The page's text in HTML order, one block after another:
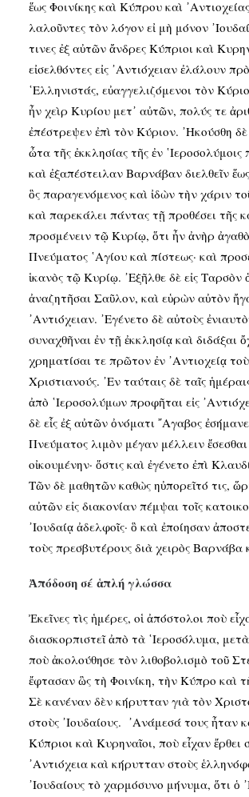
ἕως Φοινίκης καὶ Κύπρου καὶ
λαλοῦντες τὸν λόγον εἰ μὴ μόνον
τινες ἐξ αὐτῶν ἄνδρες Κύπριοι καὶ
εἰσελθόντες εἰς ᾿Αντιόχειαν ἐλάλουν
῾Ελληνιστάς, εὐαγγελιζόμενοι τὸν
ἦν χεὶρ Κυρίου μετ᾿ αὐτῶν, πολύς τε
ἐπέστρεψεν ἐπὶ τὸν Κύριον. ᾿Ηκούσθη
ὦτα τῆς ἐκκλησίας τῆς ἐν ῾Ιεροσολύμοις
καὶ ἐξαπέστειλαν Βαρνάβαν διελθεῖν ἕως
ὃς παραγενόμενος καὶ ἰδὼν τὴν χάριν
καὶ παρεκάλει πάντας τῇ προθέσει τῆς
προσμένειν τῷ Κυρίῳ, ὅτι ἦν ἀνὴρ
Πνεύματος ῾Αγίου καὶ πίστεως· καὶ
ἱκανὸς τῷ Κυρίῳ. ᾿Εξῆλθε δὲ εἰς
ἀναζητῆσαι Σαῦλον, καὶ εὑρὼν αὐτὸν
᾿Αντιόχειαν. ᾿Εγένετο δὲ αὐτοὺς
συναχθῆναι ἐν τῇ ἐκκλησίᾳ καὶ διδάξαι
χρηματίσαι τε πρῶτον ἐν ᾿Αντιοχείᾳ
Χριστιανούς. ᾿Εν ταύταις δὲ ταῖς
ἀπὸ ῾Ιεροσολύμων προφῆται εἰς
δὲ εἷς ἐξ αὐτῶν ὀνόματι ῎Αγαβος
Πνεύματος λιμὸν μέγαν μέλλειν
οἰκουμένην· ὅστις καὶ ἐγένετο ἐπὶ
Τῶν δὲ μαθητῶν καθὼς ηὐπορεῖτό τις,
αὐτῶν εἰς διακονίαν πέμψαι τοῖς
᾿Ιουδαίᾳ ἀδελφοῖς· ὃ καὶ ἐποίησαν
τοὺς πρεσβυτέρους διὰ χειρὸς Βαρνάβα
Ἀπόδοση σέ ἁπλή γλώσσα
Ἐκεῖνες τὶς ἡμέρες, οἱ ἀπόστολοι ποὺ
διασκορπιστεῖ ἀπὸ τὰ ῾Ιεροσόλυμα,
ποὺ ἀκολούθησε τὸν λιθοβολισμὸ τοῦ
ἔφτασαν ὣς τὴ Φοινίκη, τὴν Κύπρο καὶ
Σὲ κανέναν δὲν κήρυτταν γιὰ τὸν
στοὺς ᾿Ιουδαίους. ᾿Ανάμεσά τους ἦταν
Κύπριοι καὶ Κυρηναῖοι, ποὺ εἶχαν ἔρθει
᾿Αντιόχεια καὶ κήρυτταν στοὺς
᾿Ιουδαίους τὸ χαρμόσυνο μήνυμα, ὅτι ὁ